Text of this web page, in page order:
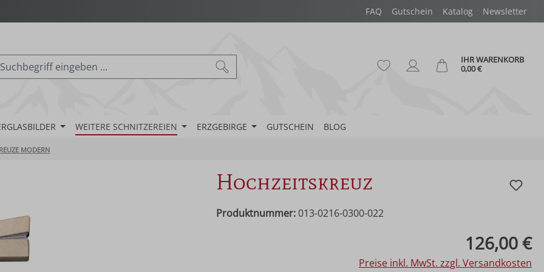
FAQ Gutschein Katalog Newsletter
Du hast 0 Produkte auf dem
IHR WARENKORB
0,00 €
WEITERE SCHNITZEREIEN ERZGEBIRGE GUTSCHEIN BLOG
MODERN
Hochzeitskreuz
Produktnummer: 013-0216-0300-022
126,00 €
Preise inkl. MwSt. zzgl. Versandkosten